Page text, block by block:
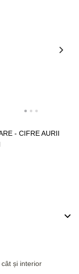
- CIFRE AURII
și interior